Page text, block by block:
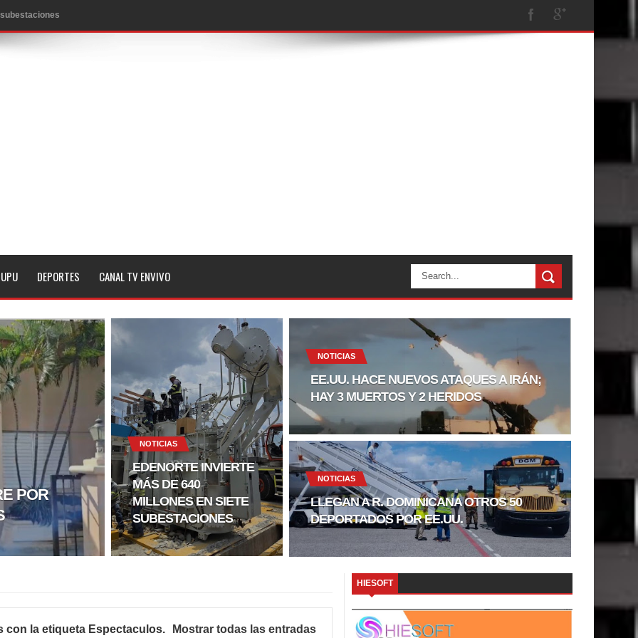
y 2 heridos
bienes culturales desatendidos
en varias provincias
QUE YA ESTAN ABIERTAS LAS INSCRIPCIONES
de RD
histórico
durante operativo en Moca
Capital”
mientras dormía en local de Samaná
y suegra
8 mil empleos
Código Penal
por afirmaciones sobre comicios
y herir a dos
DEPORTES CANAL TV ENVIVO
POR
NOTICIAS
EDENORTE INVIERTE
MÁS DE 640
MILLONES EN SIETE
SUBESTACIONES
NOTICIAS
EE.UU. HACE NUEVOS ATAQUES A IRÁN;
HAY 3 MUERTOS Y 2 HERIDOS
NOTICIAS
LLEGAN A R. DOMINICANA OTROS 50
DEPORTADOS POR EE.UU.
con la etiqueta Espectaculos. Mostrar todas las entradas
HIESOFT